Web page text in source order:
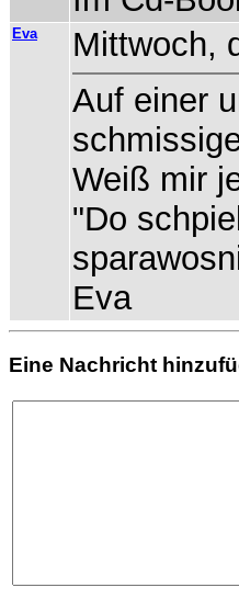
Eva
Mittwoch,
Auf einer
Weiß mir
"Do
Eva
Eine Nachricht